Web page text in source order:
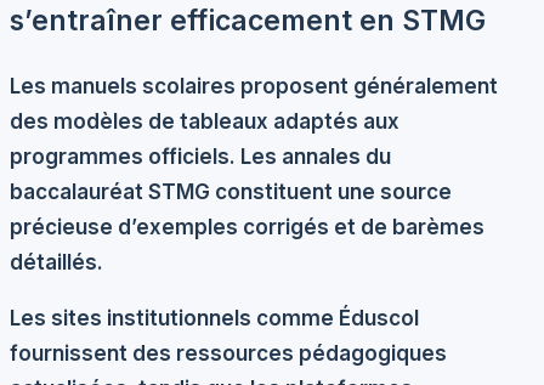
s’entraîner efficacement en STMG
Les manuels scolaires proposent généralement
des modèles de tableaux adaptés aux
programmes officiels. Les annales du
baccalauréat STMG constituent une source
précieuse d’exemples corrigés et de barèmes
détaillés.
Les sites institutionnels comme Éduscol
fournissent des ressources pédagogiques